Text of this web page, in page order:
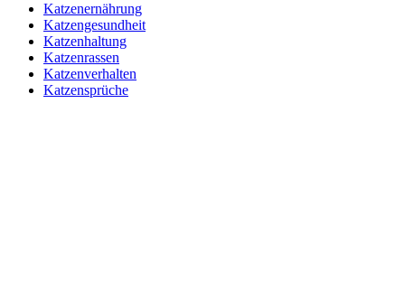
Katzenernährung
Katzengesundheit
Katzenhaltung
Katzenrassen
Katzenverhalten
Katzensprüche